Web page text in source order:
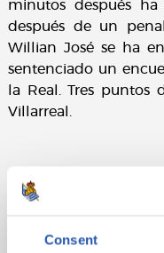
Consent
minutos después
después de un
Willian José se ha
sentenciado un
la Real. Tres puntos
Villarreal.
Ficha técnica
Wass, Radoja,